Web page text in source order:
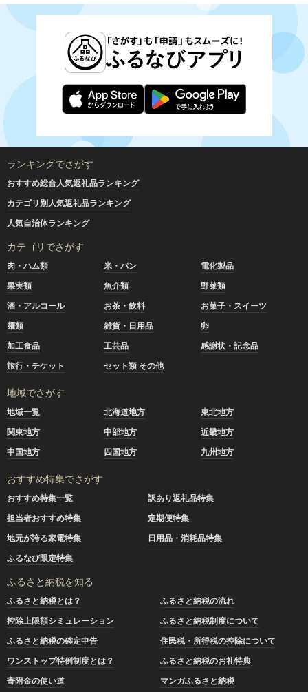
ランキングでさがす
おすすめ総合人気返礼品ランキング
カテゴリ別人気返礼品ランキング
人気自治体ランキング
カテゴリでさがす
肉・ハム類 米・パン
電化製品
果実類
魚介類
野菜類
酒・アルコール
お茶・飲料
お菓子・スイーツ
麺類
雑貨・日用品
卵
加工食品
工芸品
感謝状・記念品
旅行・チケット
セット類 その他
地域でさがす
地域一覧 北海道地方
東北地方
関東地方
中部地方
近畿地方
中国地方
四国地方 九州地方
おすすめ特集でさがす
おすすめ特集一覧
訳あり返礼品特集
担当者おすすめ特集
定期便特集
地元が誇る家電特集
日用品・消耗品特集
ふるなび限定特集
ふるさと納税を知る
ふるさと納税とは？
ふるさと納税の流れ
控除上限額シミュレーション
ふるさと納税制度について
ふるさと納税の確定申告
住民税・所得税の控除について
ワンストップ特例制度とは？
ふるさと納税のお礼特典
寄附金の使い道
マンガふるさと納税